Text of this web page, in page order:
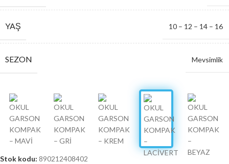
YAŞ 10 – 12 – 14 – 16
SEZON Mevsimlik
SERI ADETI
Stok kodu: 890212408402